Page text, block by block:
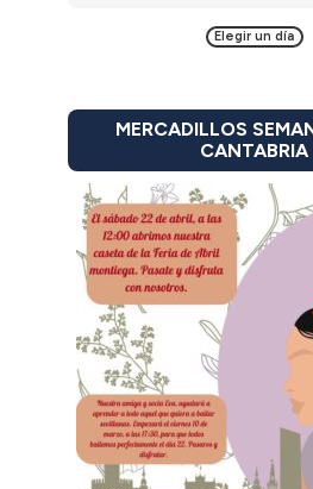
Elegir un día
MERCADILLOS
CANTABRIA